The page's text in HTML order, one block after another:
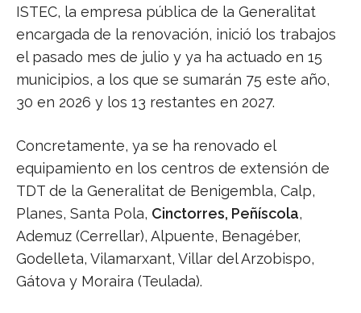
ISTEC, la empresa pública de la Generalitat
encargada de la renovación, inició los trabajos
el pasado mes de julio y ya ha actuado en 15
municipios, a los que se sumarán 75 este año,
30 en 2026 y los 13 restantes en 2027.
Concretamente, ya se ha renovado el
equipamiento en los centros de extensión de
TDT de la Generalitat de Benigembla, Calp,
Planes, Santa Pola, Cinctorres, Peñíscola,
Ademuz (Cerrellar), Alpuente, Benagéber,
Godelleta, Vilamarxant, Villar del Arzobispo,
Gátova y Moraira (Teulada).